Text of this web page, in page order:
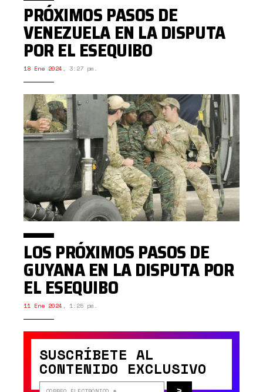
PRÓXIMOS PASOS DE
VENEZUELA EN LA DISPUTA
POR EL ESEQUIBO
18 Ene 2024 , 3:27 pm.
SUSCRÍBETE AL
CONTENIDO EXCLUSIVO
LOS PRÓXIMOS PASOS DE
GUYANA EN LA DISPUTA POR
EL ESEQUIBO
11 Ene 2024 , 1:25 pm.